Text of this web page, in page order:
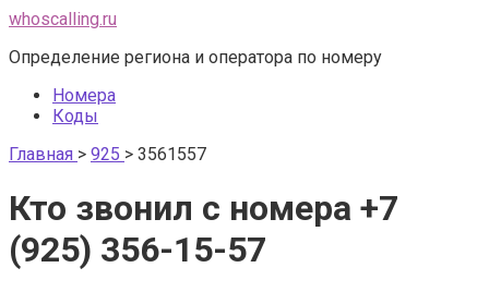
Перейти
контенту
whoscalling.ru
Определение региона и оператора по номеру
Номера
Коды
Главная > 925 > 3561557
Кто звонил с номера +7
(925) 356-15-57